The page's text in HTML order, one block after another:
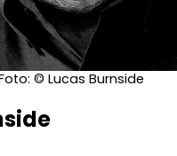
© Lucas Burnside